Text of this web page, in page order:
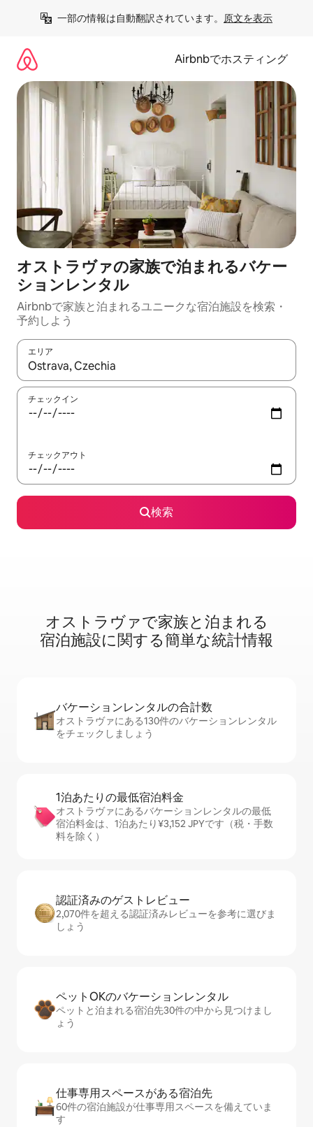
一部の情報は自動翻訳されています。 原文を表示
Airbnbでホスティング
オストラヴァの家族で泊まれるバケー
ションレンタル
Airbnbで家族と泊まれるユニークな宿泊施設を検索・
予約しよう
エリア
検索結果が表示されたら、上下の矢印キーを使って移動するか
チェックイン
チェックアウト
検索
オストラヴァで家⁠族⁠と泊⁠ま⁠れ⁠る
宿⁠泊⁠施⁠設⁠に関⁠す⁠る簡⁠単⁠な統⁠計⁠情⁠報
バケーションレ⁠ン⁠タ⁠ル⁠の合⁠計⁠数
オストラヴァにある130件のバケーションレンタル
をチェックしましょう
1泊あたりの最⁠低⁠宿⁠泊⁠料⁠金
オストラヴァにあるバケーションレンタルの最低
宿泊料金は、1泊あたり¥3,152 JPYです（税・手数
料を除く）
認証済みのゲ⁠ス⁠ト⁠レ⁠ビ⁠ュ⁠ー
2,070件を超える認証済みレビューを参考に選びま
しょう
ペットOKのバ⁠ケ⁠ー⁠シ⁠ョ⁠ンレ⁠ン⁠タ⁠ル
ペットと泊まれる宿泊先30件の中から見つけまし
ょう
仕事専用ス⁠ペ⁠ー⁠スがあ⁠る宿⁠泊⁠先
60件の宿泊施設が仕事専用スペースを備えていま
す